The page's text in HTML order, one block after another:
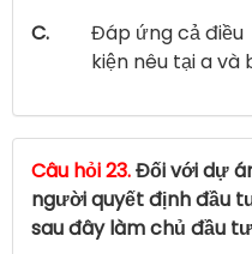
C.
Đáp ứng cả điều
kiện nêu tại a và
Câu hỏi 23.Đối với dự
người quyết định đầu
sau đây làm chủ đầu